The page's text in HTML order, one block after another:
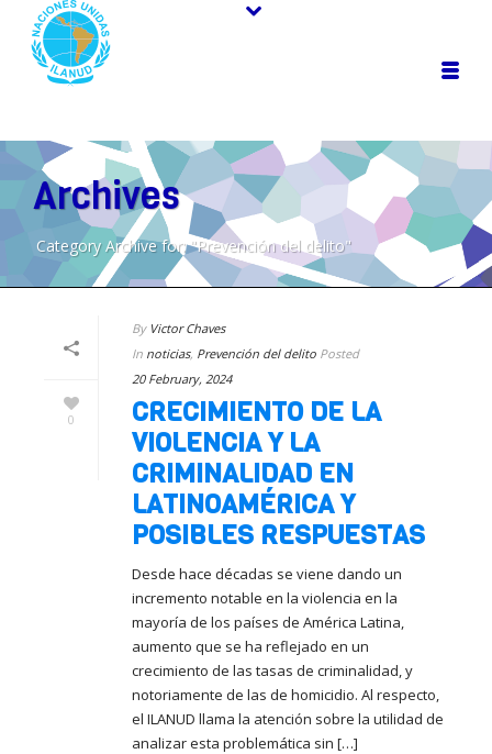
Archives
Category Archive for: "Prevención del delito"
0
By Victor Chaves
In noticias, Prevención del delito Posted
20 February, 2024
CRECIMIENTO DE LA
VIOLENCIA Y LA
CRIMINALIDAD EN
LATINOAMÉRICA Y
POSIBLES RESPUESTAS
Desde hace décadas se viene dando un
incremento notable en la violencia en la
mayoría de los países de América Latina,
aumento que se ha reflejado en un
crecimiento de las tasas de criminalidad, y
notoriamente de las de homicidio. Al respecto,
el ILANUD llama la atención sobre la utilidad de
analizar esta problemática sin […]